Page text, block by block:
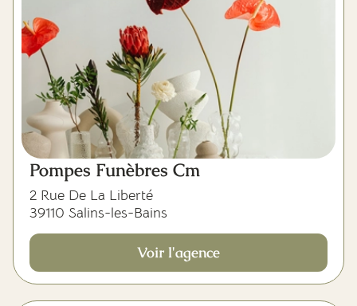
Pompes Funèbres Cm
2 Rue De La Liberté
39110 Salins-les-Bains
Voir l'agence